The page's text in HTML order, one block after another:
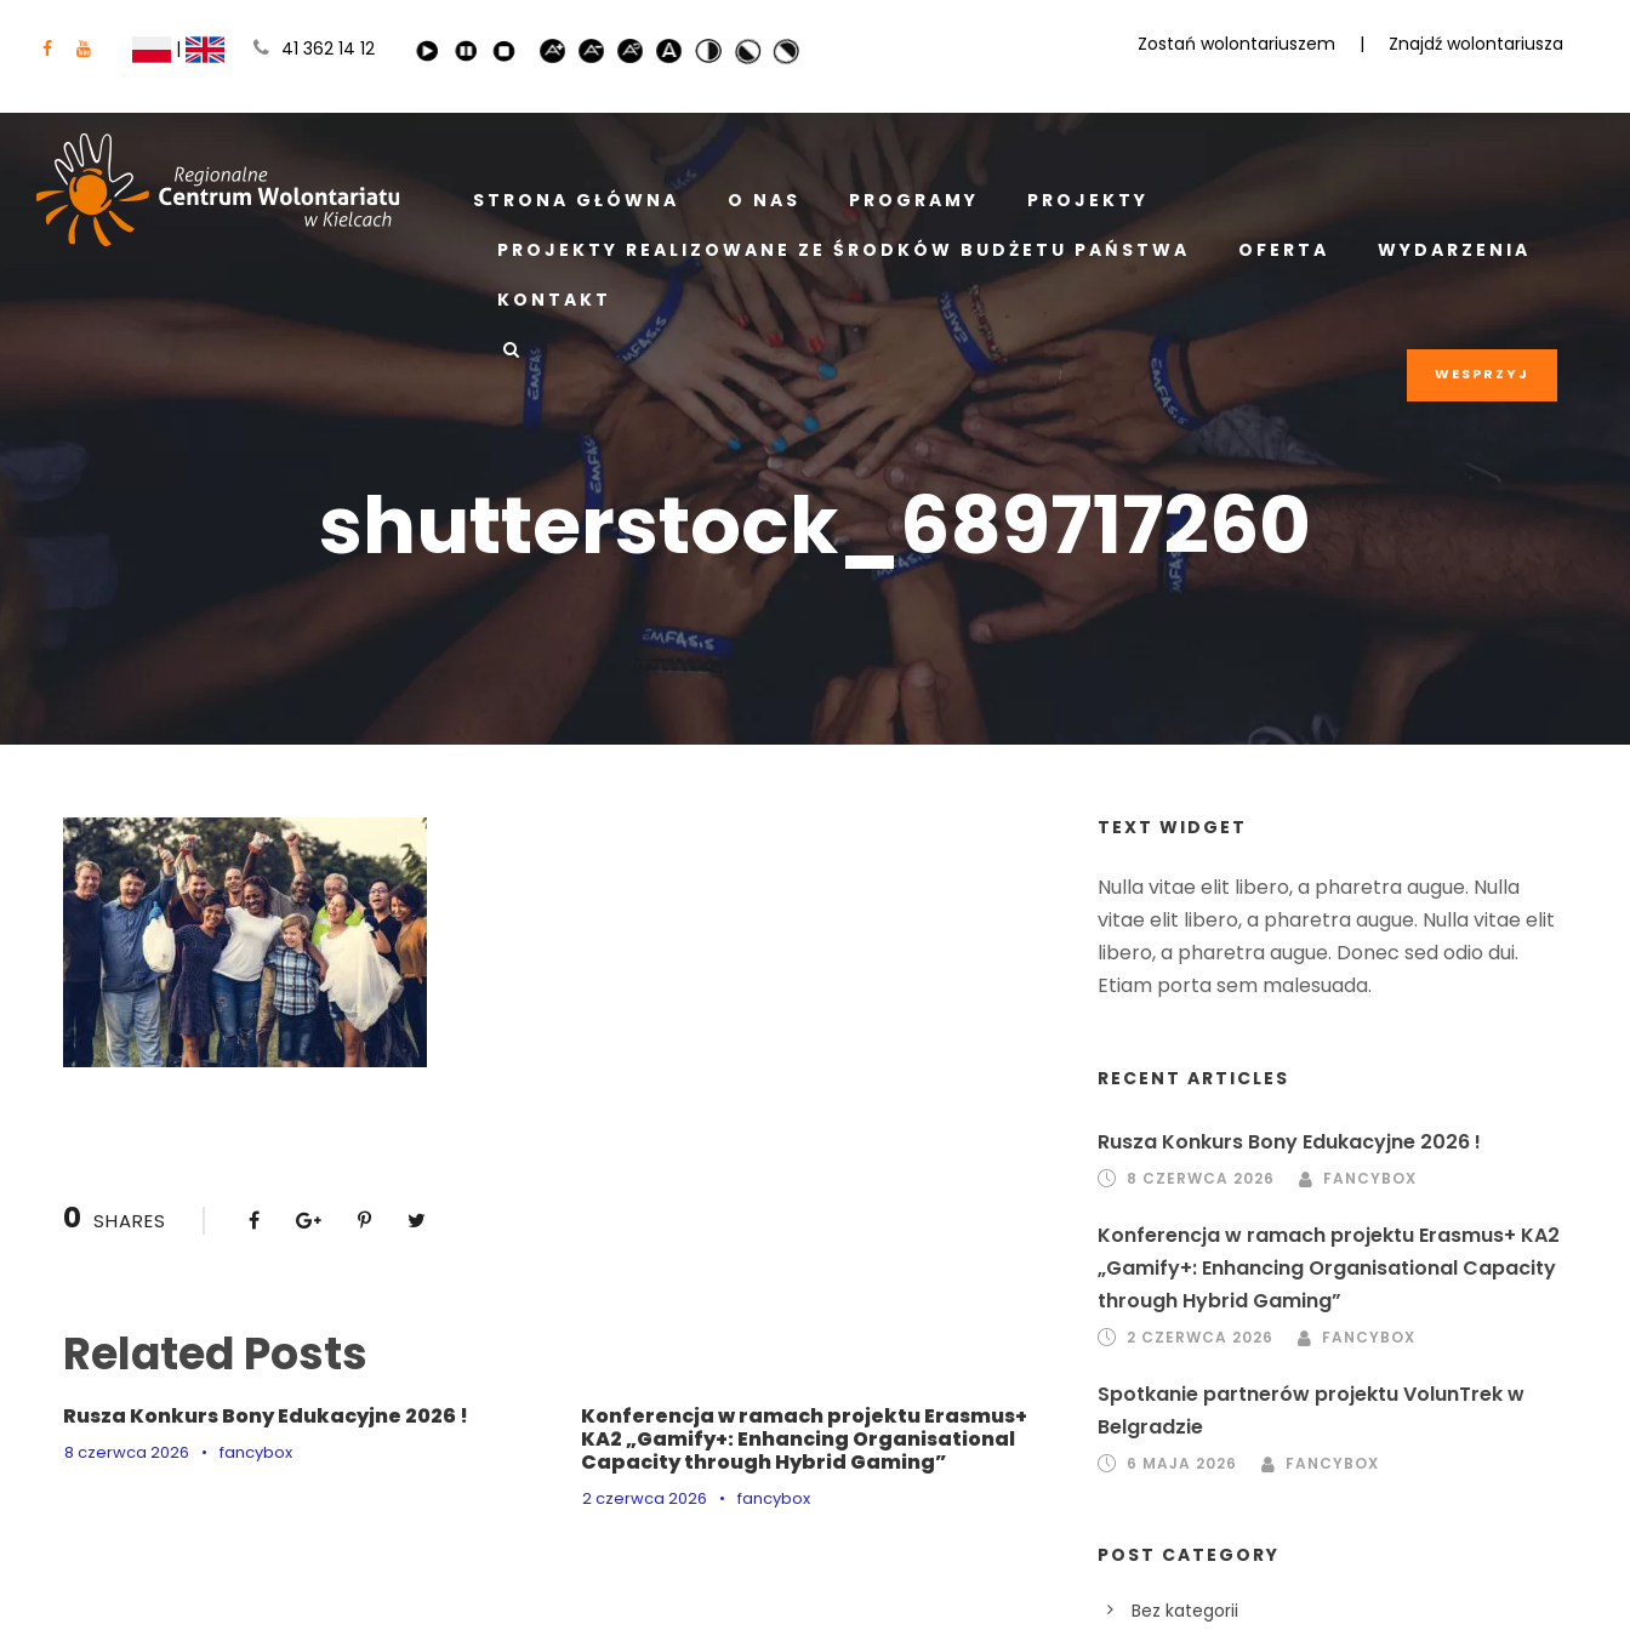
| 41 362 14 12 Zostań wolontariuszem | Znajdź wolontariusza
STRONA GŁÓWNA O NAS PROGRAMY PROJEKTY
PROJEKTY REALIZOWANE ZE ŚRODKÓW BUDŻETU PAŃSTWA OFERTA WYDARZENIA
KONTAKT
WESPRZYJ
shutterstock_689717260
0 SHARES
Related Posts
Rusza Konkurs Bony Edukacyjne 2026 !
8 czerwca 2026 • fancybox
Konferencja w ramach projektu Erasmus+
KA2 „Gamify+: Enhancing Organisational
Capacity through Hybrid Gaming”
2 czerwca 2026 • fancybox
TEXT WIDGET
Nulla vitae elit libero, a pharetra augue. Nulla
vitae elit libero, a pharetra augue. Nulla vitae elit
libero, a pharetra augue. Donec sed odio dui.
Etiam porta sem malesuada.
RECENT ARTICLES
Rusza Konkurs Bony Edukacyjne 2026 !
8 CZERWCA 2026 FANCYBOX
Konferencja w ramach projektu Erasmus+ KA2
„Gamify+: Enhancing Organisational Capacity
through Hybrid Gaming”
2 CZERWCA 2026 FANCYBOX
Spotkanie partnerów projektu VolunTrek w
Belgradzie
6 MAJA 2026 FANCYBOX
POST CATEGORY
Bez kategorii